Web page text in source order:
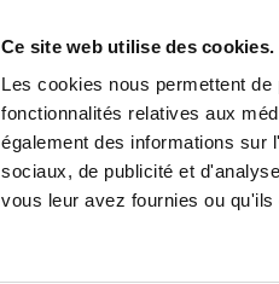
Ce site web utilise des cookies.
Les cookies nous permettent
fonctionnalités relatives aux
également des informations sur
sociaux, de publicité et
vous leur avez fournies ou